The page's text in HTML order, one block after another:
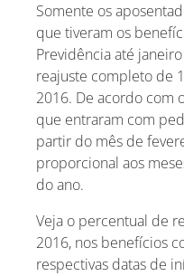
Somente os
que tiveram os
Previdência até
reajuste completo de
2016. De acordo com
que entraram com
partir do mês de
proporcional aos
do ano.
Veja o percentual de
2016, nos benefícios
respectivas datas de